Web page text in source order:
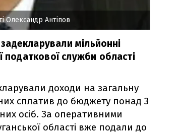
Олександр Антіпов
мільйонні
служби області
доходи на загальну
сплатив до бюджету понад 3
осіб. За оперативними
області вже подали до